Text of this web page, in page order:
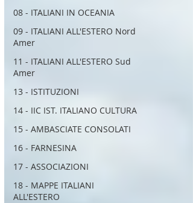
08 - ITALIANI IN OCEANIA
09 - ITALIANI ALL'ESTERO Nord
Amer
11 - ITALIANI ALL'ESTERO Sud
Amer
13 - ISTITUZIONI
14 - IIC IST. ITALIANO CULTURA
15 - AMBASCIATE CONSOLATI
16 - FARNESINA
17 - ASSOCIAZIONI
18 - MAPPE ITALIANI
ALL'ESTERO